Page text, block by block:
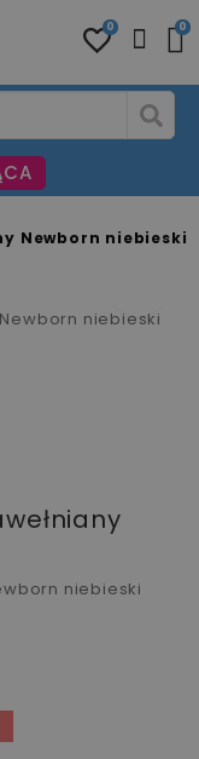
0 0
Newborn niebieski
niebieski